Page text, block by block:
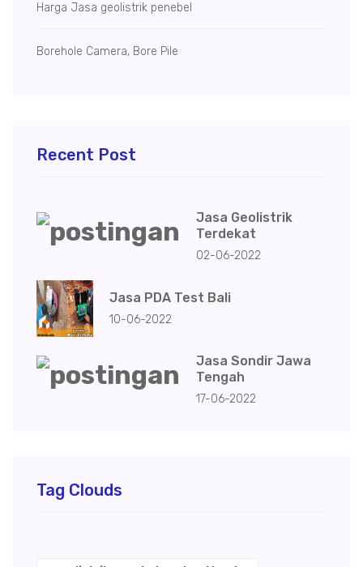
Harga Jasa geolistrik penebel
Borehole Camera, Bore Pile
Recent Post
Jasa Geolistrik
Terdekat
02-06-2022
Jasa PDA Test Bali
10-06-2022
Jasa Sondir Jawa
Tengah
17-06-2022
Tag Clouds